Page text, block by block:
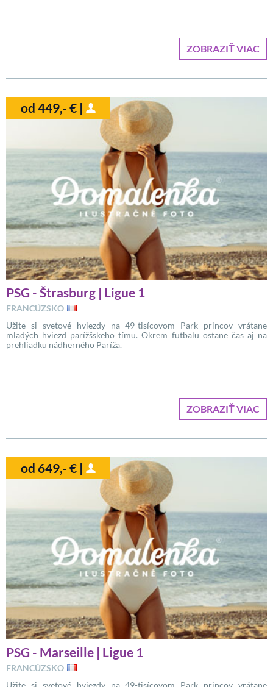
ZOBRAZIŤ VIAC
od 449,- € |
PSG - Štrasburg | Ligue 1
FRANCÚZSKO
Užite si svetové hviezdy na 49-tisícovom Park princov vrátane
mladých hviezd parížšskeho tímu. Okrem futbalu ostane čas aj na
prehliadku nádherného Paríža.
ZOBRAZIŤ VIAC
od 649,- € |
PSG - Marseille | Ligue 1
FRANCÚZSKO